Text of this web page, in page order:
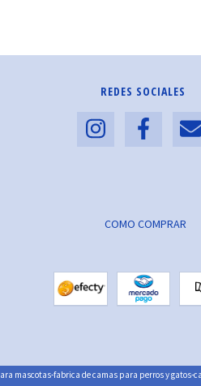
REDES SOCIALES
COMO COMPRAR
mascotas-fabrica de camas para perros y gatos-